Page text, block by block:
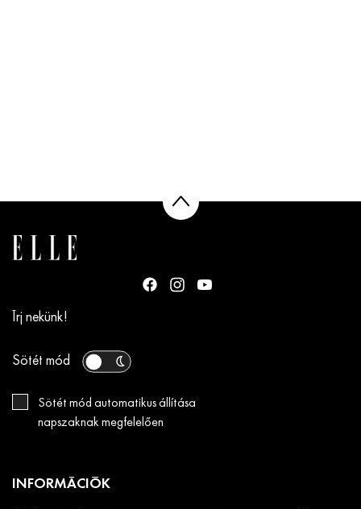
Írj nekünk!
Sötét mód
Sötét mód automatikus állítása
napszaknak megfelelően
INFORMÁCIÓK